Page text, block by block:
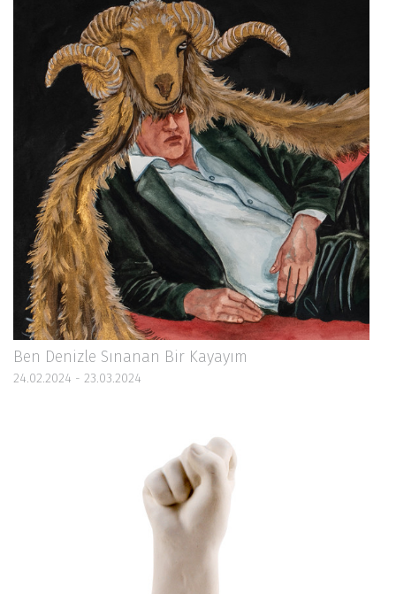
Ben Denizle Sınanan Bir Kayayım
24.02.2024 - 23.03.2024